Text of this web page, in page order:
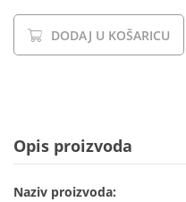
DODAJ U KOŠARICU
Opis proizvoda
Naziv proizvoda: